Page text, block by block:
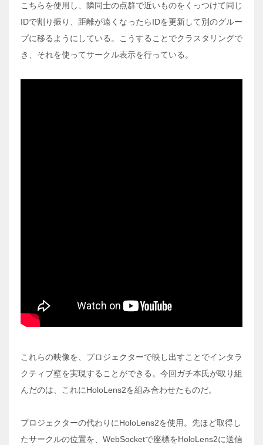
こちらを使用し、隣同士の点群で近いものをくっつけて同じ
IDで割り振り、距離が遠くなったらIDを更新して別のグルー
プに移るようにしている。こうすることでクラスタリングで
き、それを使ってサークル表示を行っている。
これらの映像を、プロジェクターで映し出すことでインタラ
クティブ壁を実現することができる。今回ガチ本氏が取り組
んだのは、これにHoloLens2を組み合わせたものだ。
プロジェクターの代わりにHoloLens2を使用。先ほど取得し
たサークルの位置を、WebSocketで座標をHoloLens2に送信